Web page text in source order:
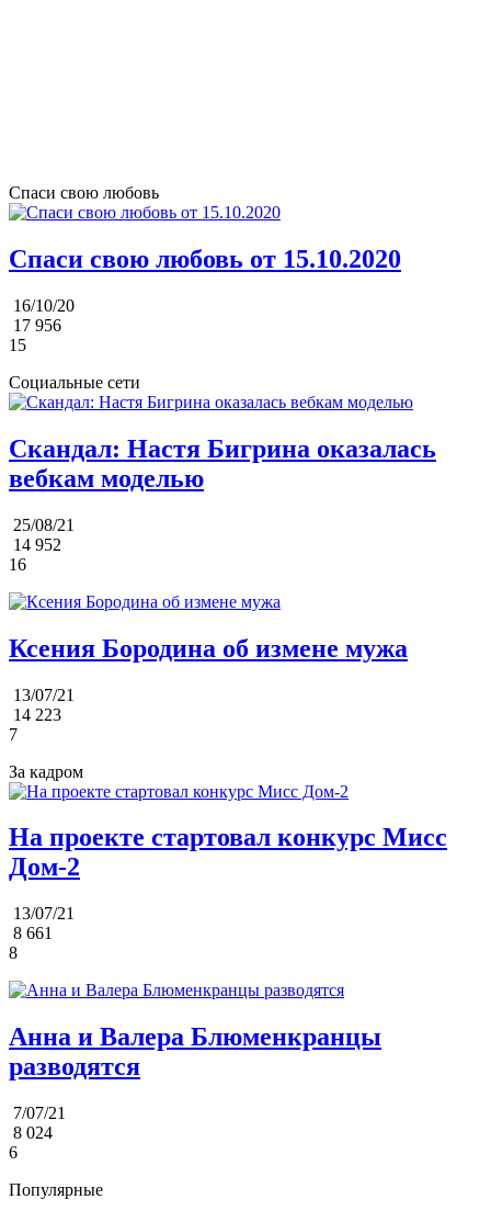
Спаси свою любовь
Спаси свою любовь от 15.10.2020
16/10/20
17 956
15
Социальные сети
Скандал: Настя Бигрина оказалась
вебкам моделью
25/08/21
14 952
16
Ксения Бородина об измене мужа
13/07/21
14 223
7
За кадром
На проекте стартовал конкурс Мисс
Дом-2
13/07/21
8 661
8
Анна и Валера Блюменкранцы
разводятся
7/07/21
8 024
6
Популярные